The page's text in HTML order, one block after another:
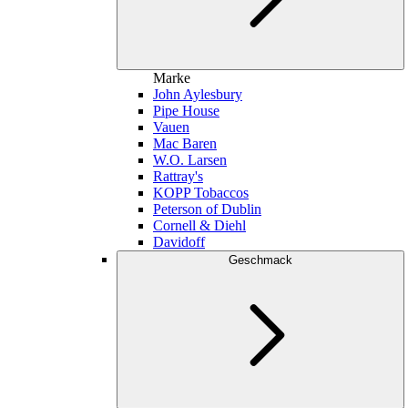
Marke
John Aylesbury
Pipe House
Vauen
Mac Baren
W.O. Larsen
Rattray's
KOPP Tobaccos
Peterson of Dublin
Cornell & Diehl
Davidoff
Geschmack